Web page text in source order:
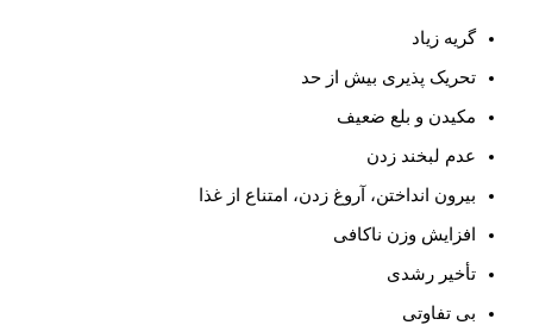
گریه زیاد
تحریک پذیری بیش از حد
مکیدن و بلع ضعیف
عدم لبخند زدن
بیرون انداختن، آروغ زدن، امتناع از غذا
افزایش وزن ناکافی
تأخیر رشدی
بی تفاوتی